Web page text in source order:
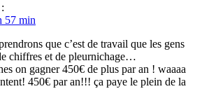
57 min
que c’est de travail que les gens
chiffres et de pleurnichage…
on gagner 450€ de plus par an ! waaaa
450€ par an!!! ça paye le plein de la